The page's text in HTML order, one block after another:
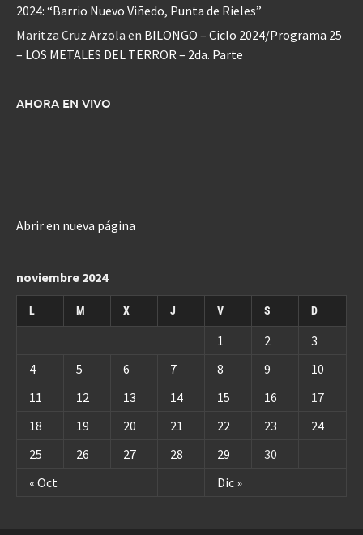
2024: “Barrio Nuevo Viñedo, Punta de Rieles”
Maritza Cruz Arzola en BILONGO – Ciclo 2024/Programa 25
– LOS METALES DEL TERROR – 2da. Parte
AHORA EN VIVO
Abrir en nueva página
noviembre 2024
L M X J V S D
« Oct Dic »
1 2
3
4
5 6 7 8 9
10
11
12 13 14 15 16
17
18
19 20 21 22 23
24
25
26 27 28 29 30